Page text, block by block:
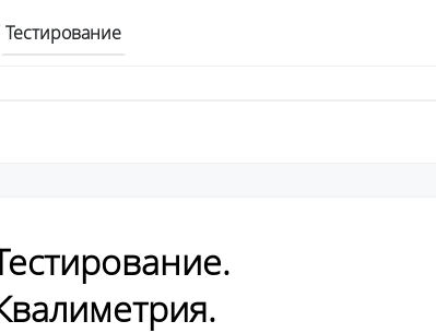
Тестирование